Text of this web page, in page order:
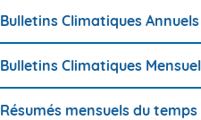
Bulletins Climatiques Annuels
Bulletins Climatiques
Résumés mensuels du temps